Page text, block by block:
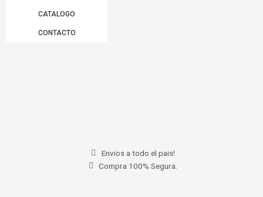
CATALOGO
CONTACTO
Envios a todo el pais!
Compra 100% Segura.